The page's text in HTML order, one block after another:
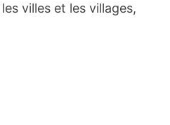
villes et les villages,